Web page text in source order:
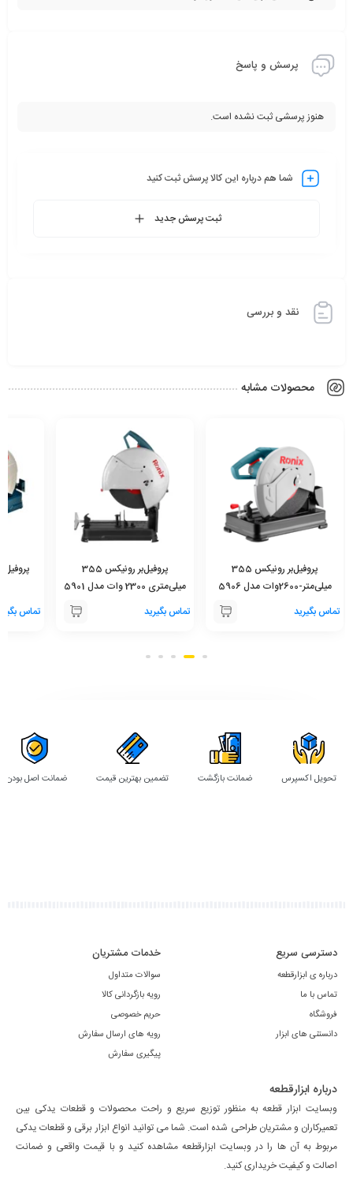
پرسش و پاسخ
هنوز پرسشی ثبت نشده است.
شما هم درباره این کالا پرسش ثبت کنید
ثبت پرسش جدید
نقد و بررسی
محصولات مشابه
پروفیل‌بر رونیکس 355
میلی‌متر-2600وات مدل 5906
تماس بگیرید
پروفیل‌بر رونیکس 355
میلی‌متری 2300 وات مدل 5901
تماس بگیرید
تماس
تحویل اکسپرس ضمانت بازگشت تضمین بهترین قیمت ضمانت اصل بودن
دسترسی سریع
درباره ی ابزارقطعه
تماس با ما
فروشگاه
دانستنی های ابزار
خدمات مشتریان
سوالات متداول
رویه بازگردانی کالا
حریم خصوصی
رویه های ارسال سفارش
پیگیری سفارش
درباره ابزارقطعه
وبسایت ابزار قطعه به منظور توزیع سریع و راحت محصولات و قطعات یدکی بین
تعمیرکاران و مشتریان طراحی شده است. شما می توانید انواع ابزار برقی و قطعات یدکی
مربوط به آن ها را در وبسایت ابزارقطعه مشاهده کنید و با قیمت واقعی و ضمانت
اصالت و کیفیت خریداری کنید.